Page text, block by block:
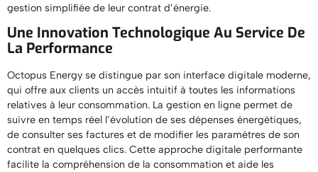
gestion simplifiée de leur contrat d’énergie.
Une Innovation Technologique Au Service De
La Performance
Octopus Energy se distingue par son interface digitale moderne,
qui offre aux clients un accès intuitif à toutes les informations
relatives à leur consommation. La gestion en ligne permet de
suivre en temps réel l’évolution de ses dépenses énergétiques,
de consulter ses factures et de modifier les paramètres de son
contrat en quelques clics. Cette approche digitale performante
facilite la compréhension de la consommation et aide les